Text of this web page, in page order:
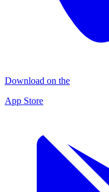
Download on the
App Store